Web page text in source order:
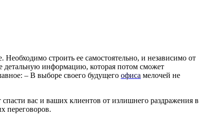
строить ее самостоятельно, и независимо от
детальную информацию, которая потом сможет
– В выборе своего будущего офиса мелочей не
вас и ваших клиентов от излишнего раздражения в
переговоров.